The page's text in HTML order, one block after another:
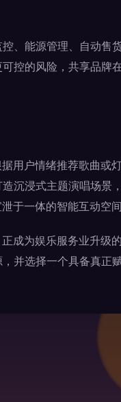
、能源管理、自动售
控的风险，共享品牌
用户情绪推荐歌曲或
沉浸式主题演唱场景
于一体的智能互动空间
成为娱乐服务业升级
并选择一个具备真正